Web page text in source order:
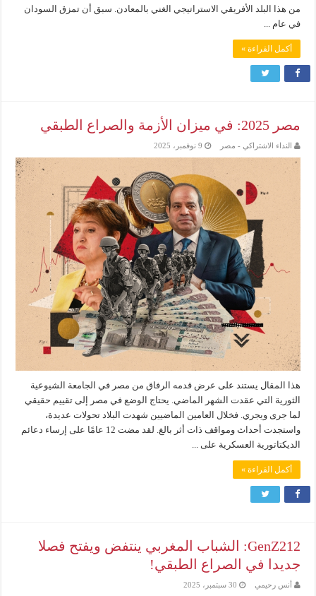
من هذا البلد الأفريقي الاستراتيجي الغني بالمعادن. سبق أن تمزق السودان
في عام ...
أكمل القراءة »
مصر 2025: في ميزان الأزمة والصراع الطبقي
النداء الاشتراكي - مصر 9 نوفمبر، 2025
هذا المقال يستند على عرض قدمه الرفاق من مصر في الجامعة الشيوعية
الثورية التي عقدت الشهر الماضي. يحتاج الوضع في مصر إلى تقييم حقيقي
لما جرى ويجري. فخلال العامين الماضيين شهدت البلاد تحولات عديدة،
واستجدت أحداث ومواقف ذات أثر بالغ. لقد مضت 12 عامًا على إرساء دعائم
الديكتاتورية العسكرية على ...
أكمل القراءة »
GenZ212: الشباب المغربي ينتفض ويفتح فصلا
جديدا في الصراع الطبقي!
أنس رحيمي 30 سبتمبر، 2025